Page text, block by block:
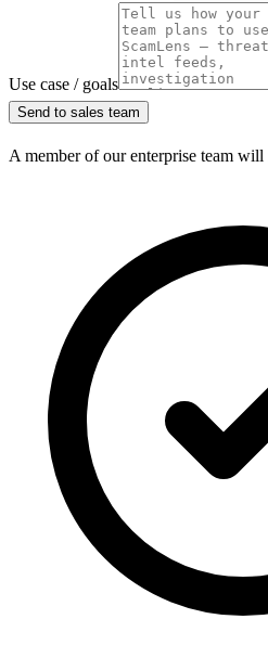
Use case / goals
Send to sales team
A member of our enterprise team